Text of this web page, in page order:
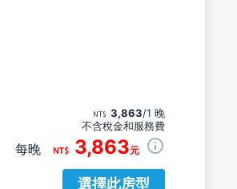
3,863/1 晚
不含稅金和服務費
每晚 3,863元
選擇此房型